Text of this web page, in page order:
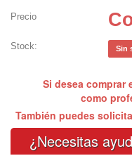
Precio
Stock: Sin
Si desea
como
También puedes
¿Necesitas